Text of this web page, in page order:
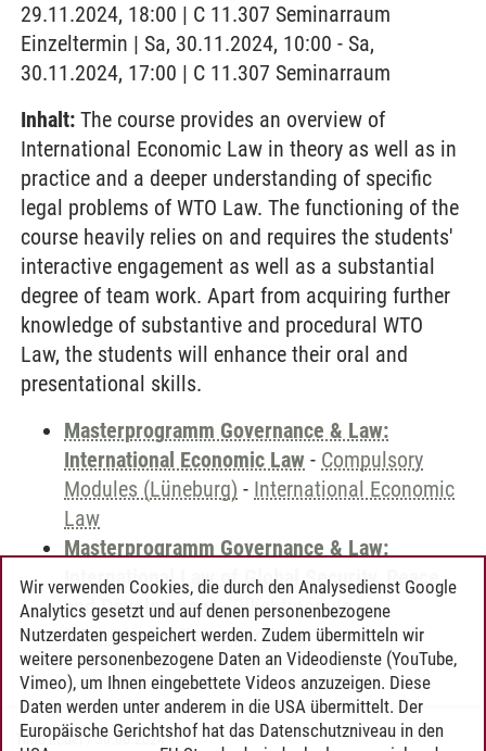
29.11.2024, 18:00 | C 11.307 Seminarraum
Einzeltermin | Sa, 30.11.2024, 10:00 - Sa,
30.11.2024, 17:00 | C 11.307 Seminarraum
Inhalt: The course provides an overview of
International Economic Law in theory as well as in
practice and a deeper understanding of specific
legal problems of WTO Law. The functioning of the
course heavily relies on and requires the students'
interactive engagement as well as a substantial
degree of team work. Apart from acquiring further
knowledge of substantive and procedural WTO
Law, the students will enhance their oral and
presentational skills.
Masterprogramm Governance & Law:
International Economic Law - Compulsory
Modules (Lüneburg) - International Economic
Law
Masterprogramm Governance & Law:
International Law of Global Security, Peace
and Development-Pflichtmodule-
International Economic Law
Timo Leder/30.06.2024
Wir verwenden Cookies, die durch den Analysedienst Google
Analytics gesetzt und auf denen personenbezogene
Nutzerdaten gespeichert werden. Zudem übermitteln wir
weitere personenbezogene Daten an Videodienste (YouTube,
Vimeo), um Ihnen eingebettete Videos anzuzeigen. Diese
Daten werden unter anderem in die USA übermittelt. Der
Europäische Gerichtshof hat das Datenschutzniveau in den